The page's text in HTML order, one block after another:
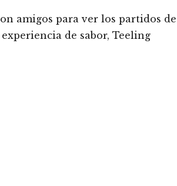
amigos para ver los partidos de
de sabor, Teeling